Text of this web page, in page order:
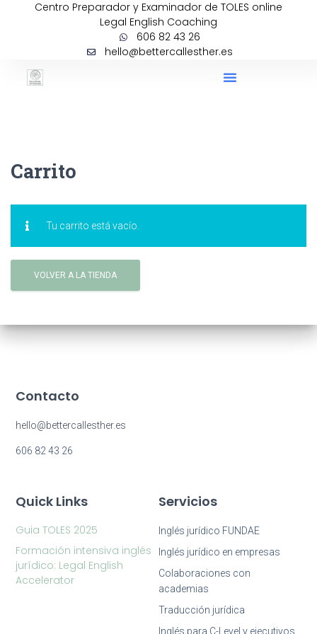
Centro Preparador y Examinador de TOLES online
Legal English Coaching
606 82 43 26
hello@bettercallesther.es
Carrito
Tu carrito está vacío.
VOLVER A LA TIENDA
Servicios
Inglés jurídico FUNDAE
Inglés jurídico en empresas
Colaboraciones con
academias
Traducción jurídica
Inglés para C-Level y ejecutivos
Quick Links
Guia TOLES 2025
Formación intensiva inglés
jurídico: Legal English
Accelerator
Contacto
hello@bettercallesther.es
606 82 43 26